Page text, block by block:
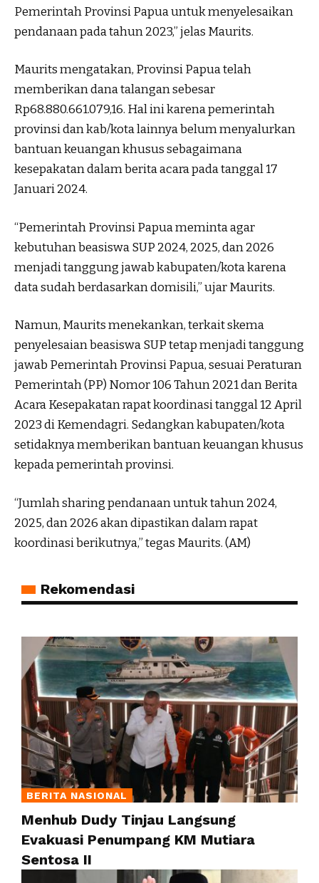
Pemerintah Provinsi Papua untuk menyelesaikan
pendanaan pada tahun 2023,” jelas Maurits.
Maurits mengatakan, Provinsi Papua telah
memberikan dana talangan sebesar
Rp68.880.661.079,16. Hal ini karena pemerintah
provinsi dan kab/kota lainnya belum menyalurkan
bantuan keuangan khusus sebagaimana
kesepakatan dalam berita acara pada tanggal 17
Januari 2024.
“Pemerintah Provinsi Papua meminta agar
kebutuhan beasiswa SUP 2024, 2025, dan 2026
menjadi tanggung jawab kabupaten/kota karena
data sudah berdasarkan domisili,” ujar Maurits.
Namun, Maurits menekankan, terkait skema
penyelesaian beasiswa SUP tetap menjadi tanggung
jawab Pemerintah Provinsi Papua, sesuai Peraturan
Pemerintah (PP) Nomor 106 Tahun 2021 dan Berita
Acara Kesepakatan rapat koordinasi tanggal 12 April
2023 di Kemendagri. Sedangkan kabupaten/kota
setidaknya memberikan bantuan keuangan khusus
kepada pemerintah provinsi.
“Jumlah sharing pendanaan untuk tahun 2024,
2025, dan 2026 akan dipastikan dalam rapat
koordinasi berikutnya,” tegas Maurits. (AM)
Rekomendasi
BERITA NASIONAL
Menhub Dudy Tinjau Langsung
Evakuasi Penumpang KM Mutiara
Sentosa II